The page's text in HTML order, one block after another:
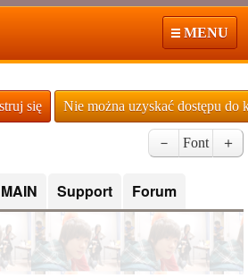
MENU
się Nie można uzyskać dostępu do
－ Font ＋
MAIN Support Forum